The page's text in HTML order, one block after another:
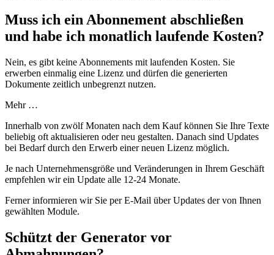
Muss ich ein Abonnement abschließen
und habe ich monatlich laufende Kosten?
Nein, es gibt keine Abonnements mit laufenden Kosten. Sie
erwerben einmalig eine Lizenz und dürfen die generierten
Dokumente zeitlich unbegrenzt nutzen.
Mehr …
Innerhalb von zwölf Monaten nach dem Kauf können Sie Ihre Texte
beliebig oft aktualisieren oder neu gestalten. Danach sind Updates
bei Bedarf durch den Erwerb einer neuen Lizenz möglich.
Je nach Unternehmensgröße und Veränderungen in Ihrem Geschäft
empfehlen wir ein Update alle 12-24 Monate.
Ferner informieren wir Sie per E-Mail über Updates der von Ihnen
gewählten Module.
Schützt der Generator vor